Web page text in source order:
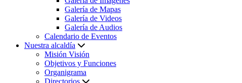
Galería de Mapas
Galería de Videos
Galería de Audios
Calendario de Eventos
Nuestra alcaldía
Misión Visión
Objetivos y Funciones
Organigrama